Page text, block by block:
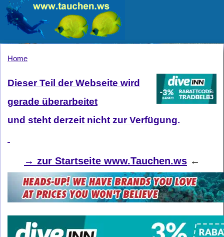
Home
Dieser Teil der Webseite wird
gerade überarbeitet
und steht derzeit nicht zur Verfügung.
→ zur Startseite www.Tauchen.ws ←